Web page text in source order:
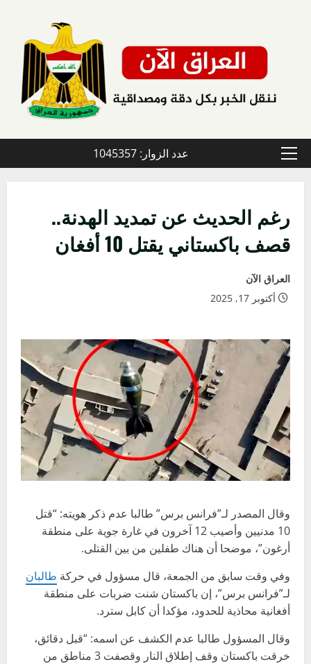
القائمة
عدد الزوار: 1045357
رغم الحديث عن تمديد الهدنة..
قصف باكستاني يقتل 10 أفغان
العراق الآن
أكتوبر 17, 2025
وقال المصدر لـ”فرانس برس” طالبا عدم ذكر هويته: “قتل
10 مدنيين وأصيب 12 آخرون في غارة جوية على منطقة
أرغون”، موضحا أن هناك طفلين من بين القتلى.
وفي وقت سابق من الجمعة، قال مسؤول في حركة طالبان
لـ”فرانس برس”، إن باكستان شنت ضربات على منطقة
أفغانية محاذية للحدود، مؤكدا أن كابل سترد.
وقال المسؤول طالبا عدم الكشف عن اسمه: “قبل دقائق،
خرقت باكستان وقف إطلاق النار وقصفت 3 مناطق من